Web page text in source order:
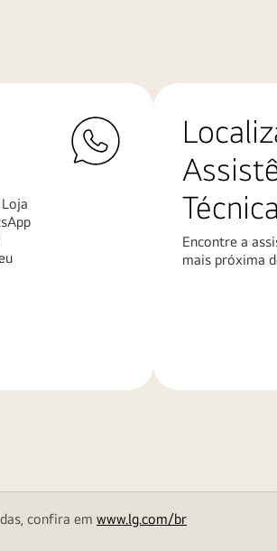
Técnica
Encontre a
mais próxima
confira em www.lg.com/br